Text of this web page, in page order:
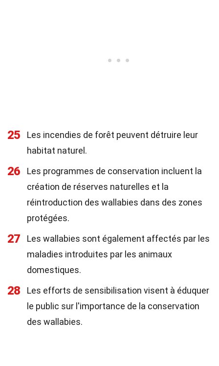
25
Les incendies de forêt peuvent détruire leur
habitat naturel.
26
Les programmes de conservation incluent la
création de réserves naturelles et la
réintroduction des wallabies dans des zones
protégées.
27
Les wallabies sont également affectés par les
maladies introduites par les animaux
domestiques.
28
Les efforts de sensibilisation visent à éduquer
le public sur l'importance de la conservation
des wallabies.